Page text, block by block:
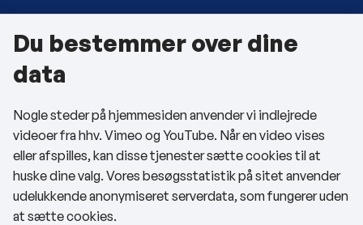
Om kommunen
Kontakt os
Telefon- og åbningstider
Tilgængelighedserklæring
Privatlivspolitik
Cookies
Du bestemmer over dine
data
Nogle steder på hjemmesiden anvender vi indlejrede
videoer fra hhv. Vimeo og YouTube. Når en video vises
eller afspilles, kan disse tjenester sætte cookies til at
huske dine valg. Vores besøgsstatistik på sitet anvender
udelukkende anonymiseret serverdata, som fungerer uden
at sætte cookies.